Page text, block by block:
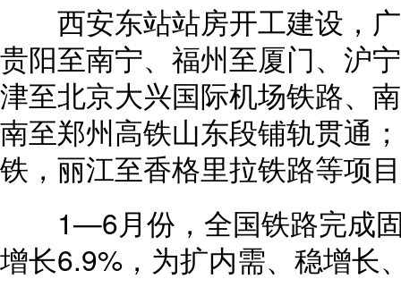
西安东站站房开工建设，广
贵阳至南宁、福州至厦门、沪
津至北京大兴国际机场铁路、
南至郑州高铁山东段铺轨贯通
铁，丽江至香格里拉铁路等项
1—6月份，全国铁路完成固
增长6.9%，为扩内需、稳增长